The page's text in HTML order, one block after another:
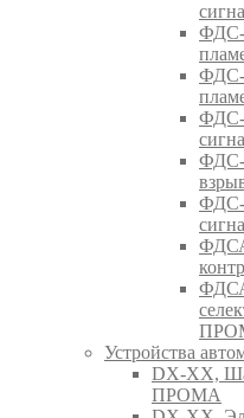
ФДС-
ФДС-
ФДС-
ФДС-
ФДС-
Устройства
DX-XX,
ПРОМА